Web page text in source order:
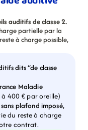
auditifs de classe 2.
partielle par la
à charge possible,
dits “de classe
Maladie
à 400 € par oreille)
plafond imposé,
du reste à charge
contrat.